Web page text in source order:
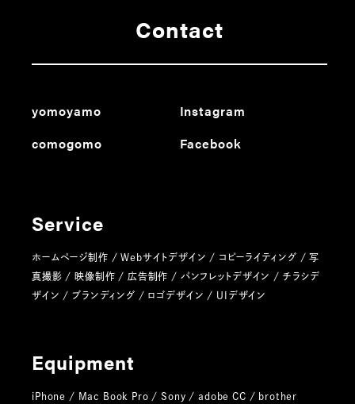
Contact
yomoyamo
comogomo
Instagram
Facebook
Service
ホームページ制作 / Webサイトデザイン / コピーライティング / 写
真撮影 / 映像制作 / 広告制作 / パンフレットデザイン / チラシデ
ザイン / ブランディング / ロゴデザイン / UIデザイン
Equipment
iPhone / Mac Book Pro / Sony / adobe CC / brother